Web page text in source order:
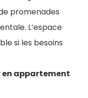
promenades
L’espace
si les besoins
en appartement